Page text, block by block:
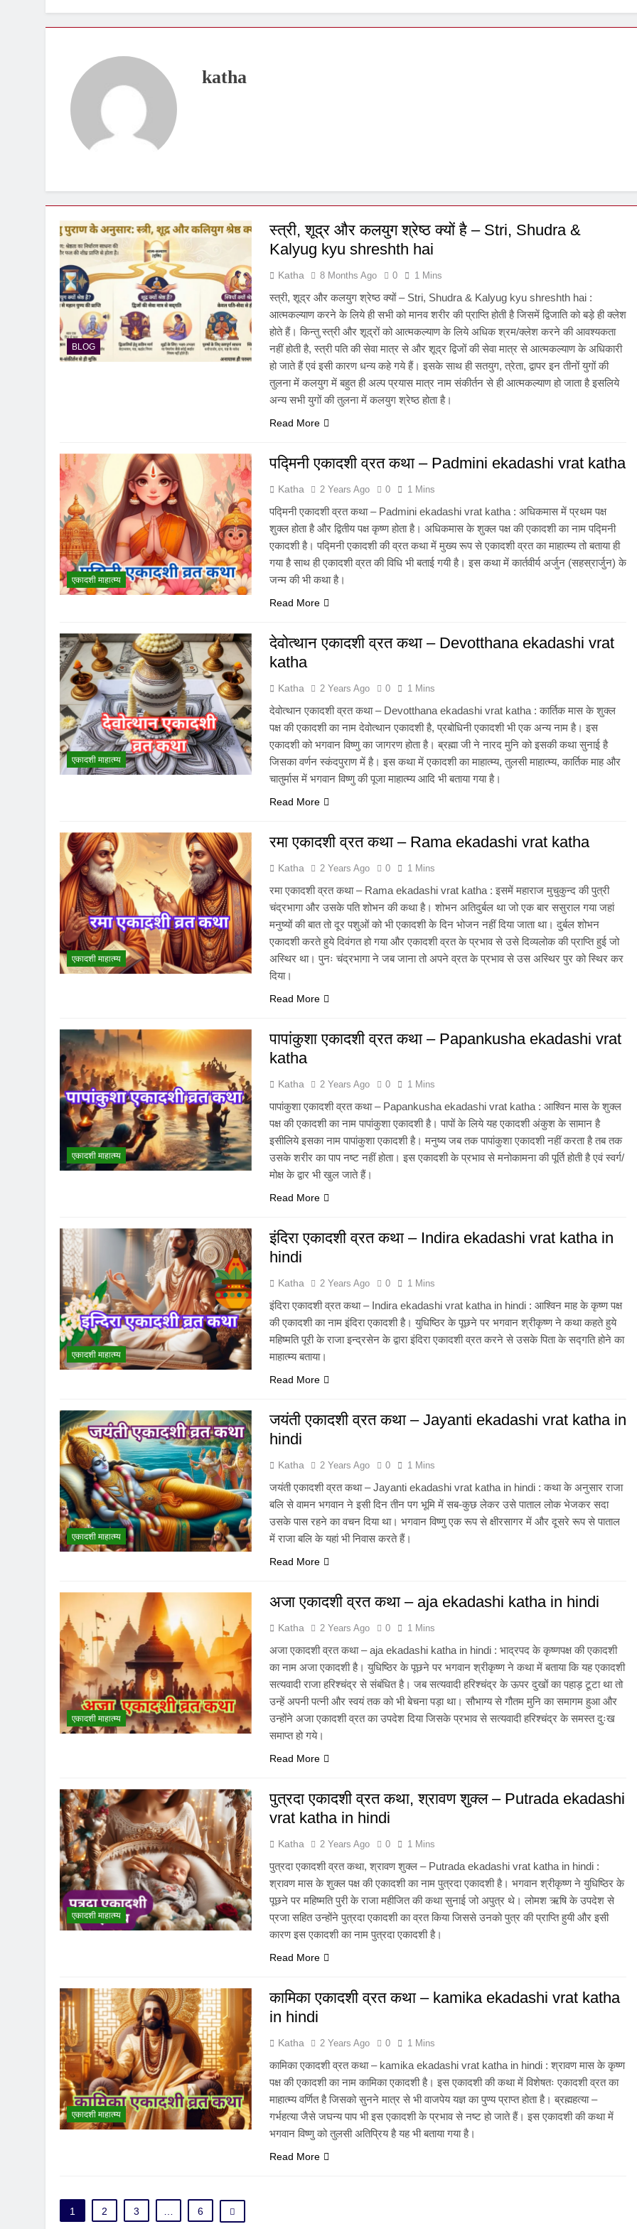
katha
BLOG
स्त्री, शूद्र और कलयुग श्रेष्ठ क्यों है – Stri, Shudra &
Kalyug kyu shreshth hai
Katha 8 Months Ago 0 1 Mins
स्त्री, शूद्र और कलयुग श्रेष्ठ क्यों – Stri, Shudra & Kalyug kyu shreshth hai :
आत्मकल्याण करने के लिये ही सभी को मानव शरीर की प्राप्ति होती है जिसमें द्विजाति को बड़े ही क्लेश
होते हैं। किन्तु स्त्री और शूद्रों को आत्मकल्याण के लिये अधिक श्रम/क्लेश करने की आवश्यकता
नहीं होती है, स्त्री पति की सेवा मात्र से और शूद्र द्विजों की सेवा मात्र से आत्मकल्याण के अधिकारी
हो जाते हैं एवं इसी कारण धन्य कहे गये हैं। इसके साथ ही सतयुग, त्रेता, द्वापर इन तीनों युगों की
तुलना में कलयुग में बहुत ही अल्प प्रयास मात्र नाम संकीर्तन से ही आत्मकल्याण हो जाता है इसलिये
अन्य सभी युगों की तुलना में कलयुग श्रेष्ठ होता है।
Read More
एकादशी माहात्म्य
पद्मिनी एकादशी व्रत कथा – Padmini ekadashi vrat katha
Katha 2 Years Ago 0 1 Mins
पद्मिनी एकादशी व्रत कथा – Padmini ekadashi vrat katha : अधिकमास में प्रथम पक्ष
शुक्ल होता है और द्वितीय पक्ष कृष्ण होता है। अधिकमास के शुक्ल पक्ष की एकादशी का नाम पद्मिनी
एकादशी है। पद्मिनी एकादशी की व्रत कथा में मुख्य रूप से एकादशी व्रत का माहात्म्य तो बताया ही
गया है साथ ही एकादशी व्रत की विधि भी बताई गयी है। इस कथा में कार्तवीर्य अर्जुन (सहस्रार्जुन) के
जन्म की भी कथा है।
Read More
एकादशी माहात्म्य
देवोत्थान एकादशी व्रत कथा – Devotthana ekadashi vrat
katha
Katha 2 Years Ago 0 1 Mins
देवोत्थान एकादशी व्रत कथा – Devotthana ekadashi vrat katha : कार्तिक मास के शुक्ल
पक्ष की एकादशी का नाम देवोत्थान एकादशी है, प्रबोधिनी एकादशी भी एक अन्य नाम है। इस
एकादशी को भगवान विष्णु का जागरण होता है। ब्रह्मा जी ने नारद मुनि को इसकी कथा सुनाई है
जिसका वर्णन स्कंदपुराण में है। इस कथा में एकादशी का माहात्म्य, तुलसी माहात्म्य, कार्तिक माह और
चातुर्मास में भगवान विष्णु की पूजा माहात्म्य आदि भी बताया गया है।
Read More
एकादशी माहात्म्य
रमा एकादशी व्रत कथा – Rama ekadashi vrat katha
Katha 2 Years Ago 0 1 Mins
रमा एकादशी व्रत कथा – Rama ekadashi vrat katha : इसमें महाराज मुचुकुन्द की पुत्री
चंद्रभागा और उसके पति शोभन की कथा है। शोभन अतिदुर्बल था जो एक बार ससुराल गया जहां
मनुष्यों की बात तो दूर पशुओं को भी एकादशी के दिन भोजन नहीं दिया जाता था। दुर्बल शोभन
एकादशी करते हुये दिवंगत हो गया और एकादशी व्रत के प्रभाव से उसे दिव्यलोक की प्राप्ति हुई जो
अस्थिर था। पुनः चंद्रभागा ने जब जाना तो अपने व्रत के प्रभाव से उस अस्थिर पुर को स्थिर कर
दिया।
Read More
एकादशी माहात्म्य
पापांकुशा एकादशी व्रत कथा – Papankusha ekadashi vrat
katha
Katha 2 Years Ago 0 1 Mins
पापांकुशा एकादशी व्रत कथा – Papankusha ekadashi vrat katha : आश्विन मास के शुक्ल
पक्ष की एकादशी का नाम पापांकुशा एकादशी है। पापों के लिये यह एकादशी अंकुश के सामान है
इसीलिये इसका नाम पापांकुशा एकादशी है। मनुष्य जब तक पापांकुशा एकादशी नहीं करता है तब तक
उसके शरीर का पाप नष्ट नहीं होता। इस एकादशी के प्रभाव से मनोकामना की पूर्ति होती है एवं स्वर्ग/
मोक्ष के द्वार भी खुल जाते हैं।
Read More
एकादशी माहात्म्य
इंदिरा एकादशी व्रत कथा – Indira ekadashi vrat katha in
hindi
Katha 2 Years Ago 0 1 Mins
इंदिरा एकादशी व्रत कथा – Indira ekadashi vrat katha in hindi : आश्विन माह के कृष्ण पक्ष
की एकादशी का नाम इंदिरा एकादशी है। युधिष्ठिर के पूछने पर भगवान श्रीकृष्ण ने कथा कहते हुये
महिष्मति पूरी के राजा इन्द्रसेन के द्वारा इंदिरा एकादशी व्रत करने से उसके पिता के सद्गति होने का
माहात्म्य बताया।
Read More
एकादशी माहात्म्य
जयंती एकादशी व्रत कथा – Jayanti ekadashi vrat katha in
hindi
Katha 2 Years Ago 0 1 Mins
जयंती एकादशी व्रत कथा – Jayanti ekadashi vrat katha in hindi : कथा के अनुसार राजा
बलि से वामन भगवान ने इसी दिन तीन पग भूमि में सब-कुछ लेकर उसे पाताल लोक भेजकर सदा
उसके पास रहने का वचन दिया था। भगवान विष्णु एक रूप से क्षीरसागर में और दूसरे रूप से पाताल
में राजा बलि के यहां भी निवास करते हैं।
Read More
एकादशी माहात्म्य
अजा एकादशी व्रत कथा – aja ekadashi katha in hindi
Katha 2 Years Ago 0 1 Mins
अजा एकादशी व्रत कथा – aja ekadashi katha in hindi : भाद्रपद के कृष्णपक्ष की एकादशी
का नाम अजा एकादशी है। युधिष्ठिर के पूछने पर भगवान श्रीकृष्ण ने कथा में बताया कि यह एकादशी
सत्यवादी राजा हरिश्चंद्र से संबंधित है। जब सत्यवादी हरिश्चंद्र के ऊपर दुखों का पहाड़ टूटा था तो
उन्हें अपनी पत्नी और स्वयं तक को भी बेचना पड़ा था। सौभाग्य से गौतम मुनि का समागम हुआ और
उन्होंने अजा एकादशी व्रत का उपदेश दिया जिसके प्रभाव से सत्यवादी हरिश्चंद्र के समस्त दुःख
समाप्त हो गये।
Read More
एकादशी माहात्म्य
पुत्रदा एकादशी व्रत कथा, श्रावण शुक्ल – Putrada ekadashi
vrat katha in hindi
Katha 2 Years Ago 0 1 Mins
पुत्रदा एकादशी व्रत कथा, श्रावण शुक्ल – Putrada ekadashi vrat katha in hindi :
श्रावण मास के शुक्ल पक्ष की एकादशी का नाम पुत्रदा एकादशी है। भगवान श्रीकृष्ण ने युधिष्ठिर के
पूछने पर महिष्मति पुरी के राजा महीजित की कथा सुनाई जो अपुत्र थे। लोमश ऋषि के उपदेश से
प्रजा सहित उन्होंने पुत्रदा एकादशी का व्रत किया जिससे उनको पुत्र की प्राप्ति हुयी और इसी
कारण इस एकादशी का नाम पुत्रदा एकादशी है।
Read More
एकादशी माहात्म्य
कामिका एकादशी व्रत कथा – kamika ekadashi vrat katha
in hindi
Katha 2 Years Ago 0 1 Mins
कामिका एकादशी व्रत कथा – kamika ekadashi vrat katha in hindi : श्रावण मास के कृष्ण
पक्ष की एकादशी का नाम कामिका एकादशी है। इस एकादशी की कथा में विशेषतः एकादशी व्रत का
माहात्म्य वर्णित है जिसको सुनने मात्र से भी वाजपेय यज्ञ का पुण्य प्राप्त होता है। ब्रह्महत्या –
गर्भहत्या जैसे जघन्य पाप भी इस एकादशी के प्रभाव से नष्ट हो जाते हैं। इस एकादशी की कथा में
भगवान विष्णु को तुलसी अतिप्रिय है यह भी बताया गया है।
Read More
1 2 3 6